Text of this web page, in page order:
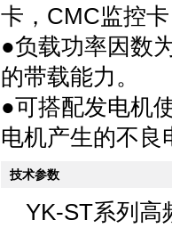
卡，CMC监控
●负载功率因数
的带载能力。
●可搭配发电机
电机产生的不良
技术参数
YK-ST系列高